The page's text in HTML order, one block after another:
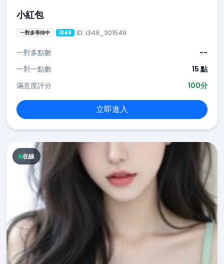
小紅包
一對多等待中 i349 ID: i349_301549
一對多點數
--
一對一點數
15 點
滿意度評分
100分
立即進入
在線